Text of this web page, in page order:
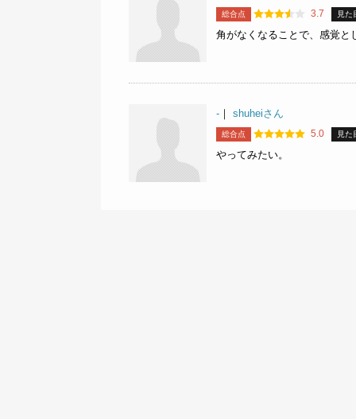
総合点 3.7 見た
角がなくなることで、感覚と
- ｜ shuheiさん
総合点 5.0 見た
やってみたい。